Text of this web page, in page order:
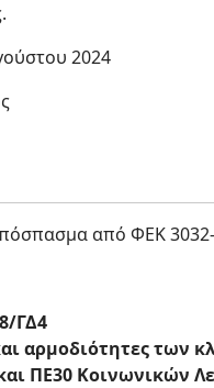
2024
από ΦΕΚ
ΓΔ4
αρμοδιότητες των
ΠΕ30 Κοινωνικών